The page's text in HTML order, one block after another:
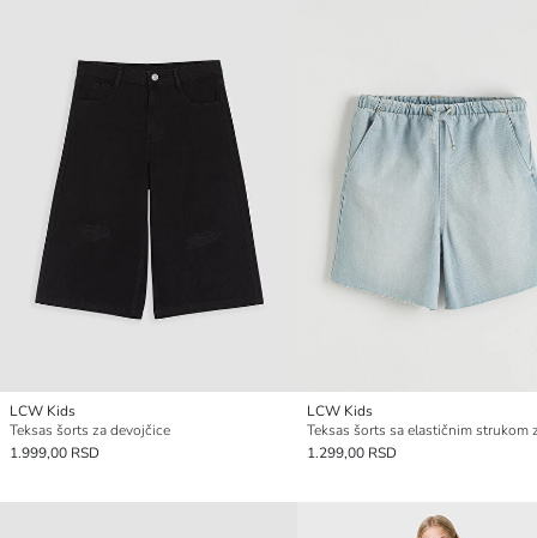
LCW Kids
Teksas šorts za devojčice
1.999,00 RSD
LCW Kids
1.299,00 RSD